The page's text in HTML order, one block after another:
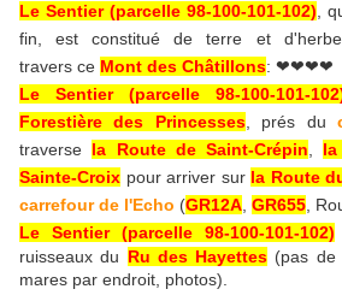
Le Sentier (parcelle 98-100-101-102) ,
fin, est constitué de terre et
travers ce Mont des Châtillons: ❤❤❤❤
Le Sentier (parcelle 98-100-101-
Forestière des Princesses, prés du
traverse la Route de Saint-Crépin
Sainte-Croix pour arriver sur la Route
carrefour de l'Echo (GR12A GR655 ,
Le Sentier (parcelle 98-100-101-102)
ruisseaux du Ru des Hayettes (pas de
mares par endroit, photos).